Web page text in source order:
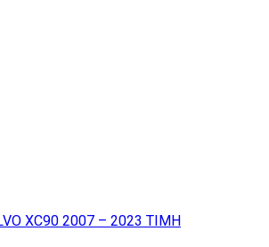
XC90 2007 – 2023 ΤΙΜΗ